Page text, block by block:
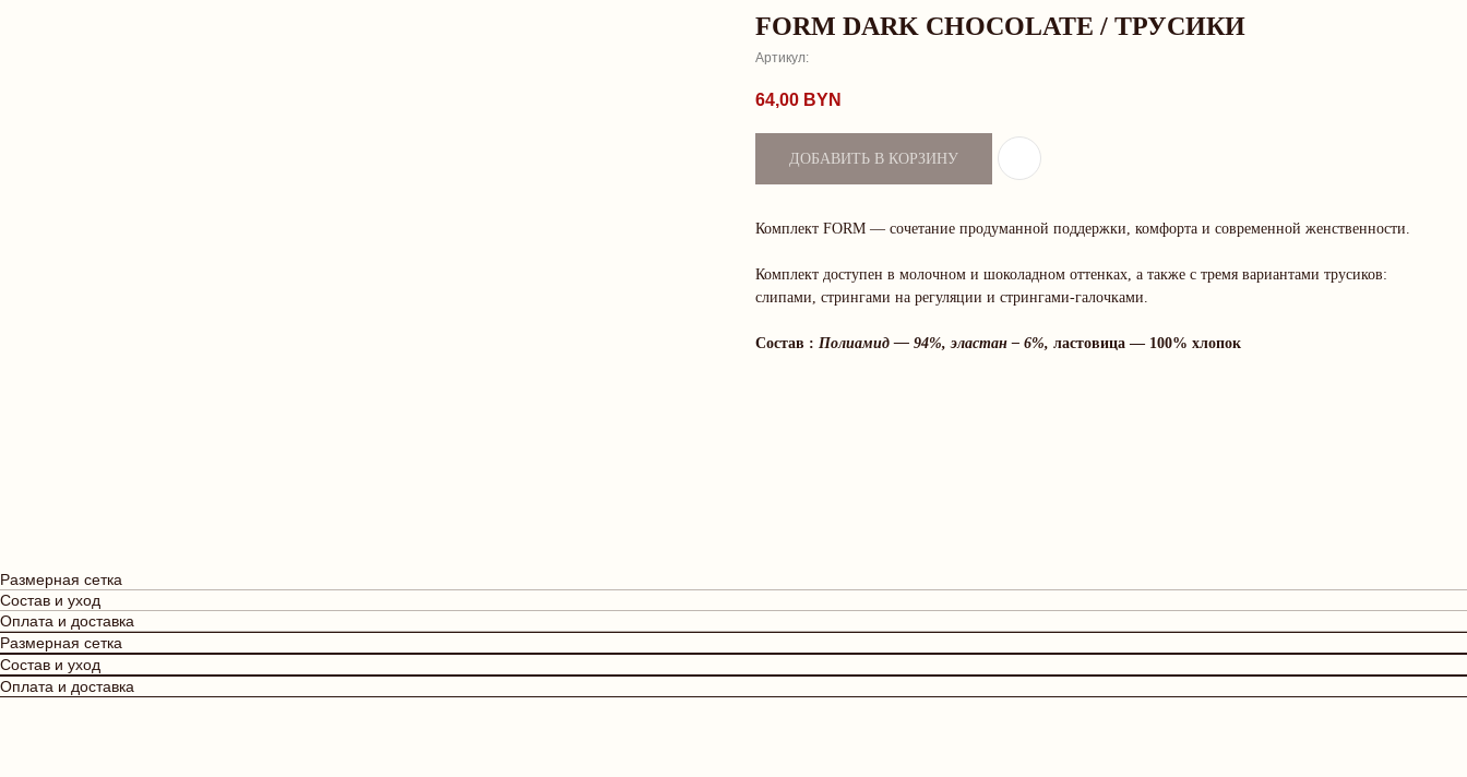
FORM DARK CHOCOLATE / ТРУСИКИ
Артикул:
64,00 BYN
ДОБАВИТЬ В КОРЗИНУ
Комплект FORM — сочетание продуманной поддержки, комфорта и современной женственности.
Комплект доступен в молочном и шоколадном оттенках, а также с тремя вариантами трусиков:
слипами, стрингами на регуляции и стрингами-галочками.
Состав : Полиамид — 94%, эластан – 6%, ластовица — 100% хлопок
Размерная сетка
Состав и уход
Оплата и доставка
Размерная сетка
Состав и уход
Оплата и доставка
Дополните образ